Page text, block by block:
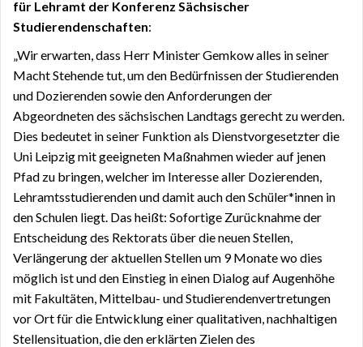
für Lehramt der Konferenz Sächsischer
Studierendenschaften:
„Wir erwarten, dass Herr Minister Gemkow alles in seiner
Macht Stehende tut, um den Bedürfnissen der Studierenden
und Dozierenden sowie den Anforderungen der
Abgeordneten des sächsischen Landtags gerecht zu werden.
Dies bedeutet in seiner Funktion als Dienstvorgesetzter die
Uni Leipzig mit geeigneten Maßnahmen wieder auf jenen
Pfad zu bringen, welcher im Interesse aller Dozierenden,
Lehramtsstudierenden und damit auch den Schüler*innen in
den Schulen liegt. Das heißt: Sofortige Zurücknahme der
Entscheidung des Rektorats über die neuen Stellen,
Verlängerung der aktuellen Stellen um 9 Monate wo dies
möglich ist und den Einstieg in einen Dialog auf Augenhöhe
mit Fakultäten, Mittelbau- und Studierendenvertretungen
vor Ort für die Entwicklung einer qualitativen, nachhaltigen
Stellensituation, die den erklärten Zielen des